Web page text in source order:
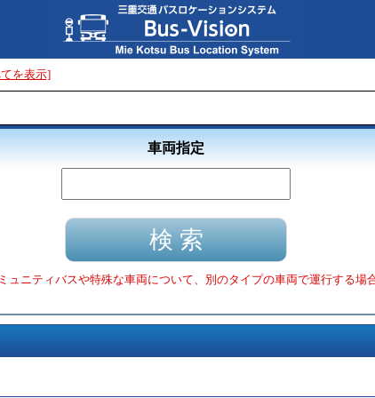
を表示]
車両指定
ュニティバスや特殊な車両について、別のタイプの車両で運行する場